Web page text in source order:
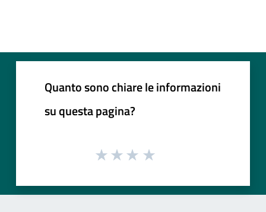
Quanto sono chiare le informazioni
su questa pagina?